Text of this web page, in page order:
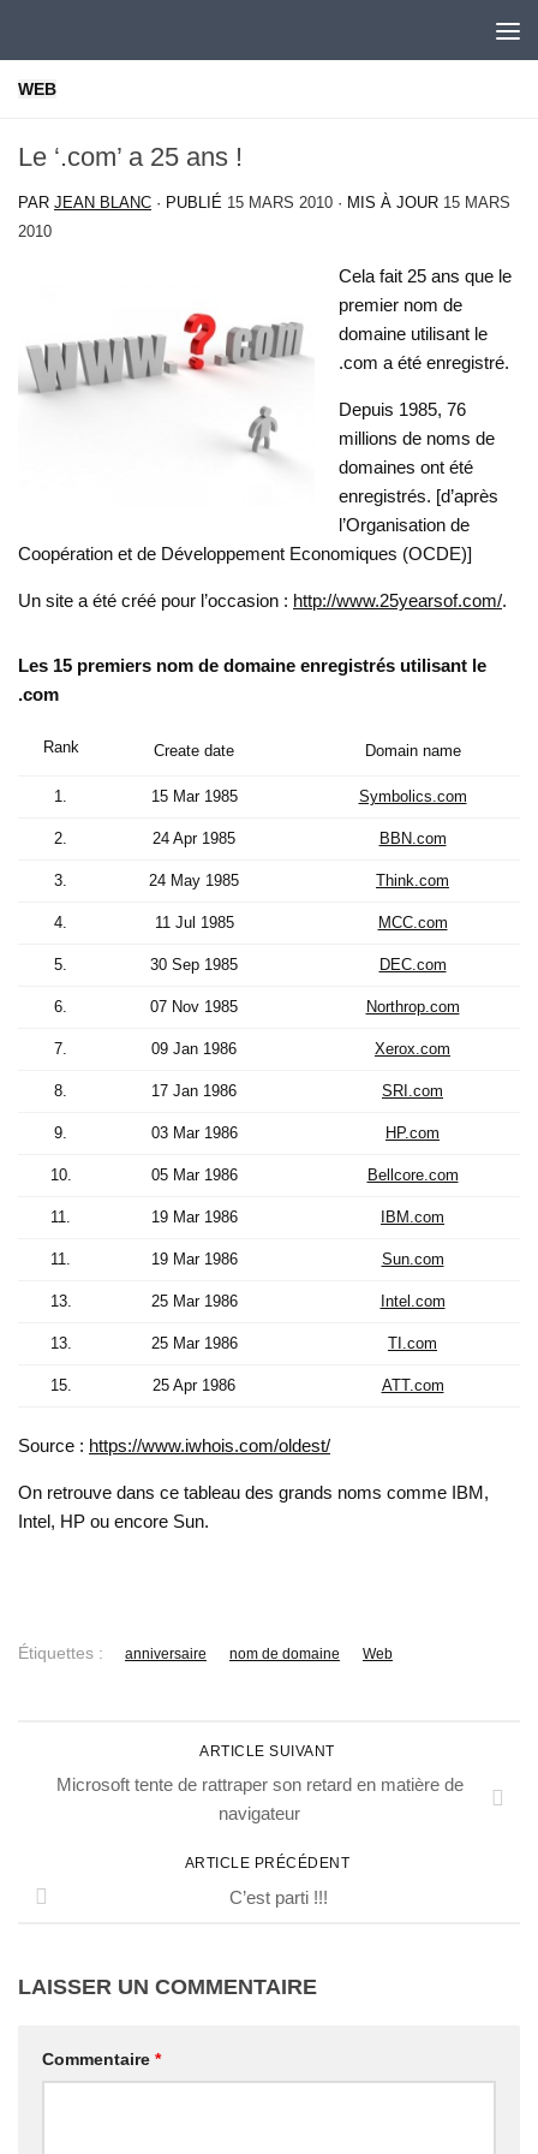
WEB
Le ‘.com’ a 25 ans !
PAR JEAN BLANC · PUBLIÉ 15 MARS 2010 · MIS À JOUR 15 MARS
2010
Cela fait 25 ans que le
premier nom de
domaine utilisant le
.com a été enregistré.
Depuis 1985, 76
millions de noms de
domaines ont été
enregistrés. [d’après
l’Organisation de
Coopération et de Développement Economiques (OCDE)]
Un site a été créé pour l’occasion : http://www.25yearsof.com/.
Les 15 premiers nom de domaine enregistrés utilisant le
.com
Rank Create date Domain name
1. 15 Mar 1985 Symbolics.com
2. 24 Apr 1985 BBN.com
3. 24 May 1985 Think.com
4. 11 Jul 1985 MCC.com
5. 30 Sep 1985 DEC.com
6. 07 Nov 1985 Northrop.com
7. 09 Jan 1986 Xerox.com
8. 17 Jan 1986 SRI.com
9. 03 Mar 1986 HP.com
10. 05 Mar 1986 Bellcore.com
11. 19 Mar 1986 IBM.com
11. 19 Mar 1986 Sun.com
13. 25 Mar 1986 Intel.com
13. 25 Mar 1986 TI.com
15. 25 Apr 1986 ATT.com
Source : https://www.iwhois.com/oldest/
On retrouve dans ce tableau des grands noms comme IBM,
Intel, HP ou encore Sun.
Étiquettes : anniversaire nom de domaine Web
ARTICLE SUIVANT
Microsoft tente de rattraper son retard en matière de
navigateur
ARTICLE PRÉCÉDENT
C’est parti !!!
LAISSER UN COMMENTAIRE
Commentaire *